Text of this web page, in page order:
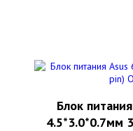
Блок
4.5*3.0*0.7мм